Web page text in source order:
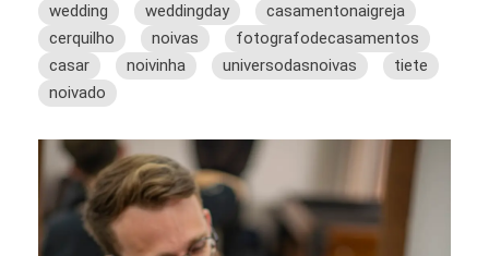
wedding
weddingday
casamentonaigreja
cerquilho
noivas
fotografodecasamentos
casar
noivinha universodasnoivas
tiete
noivado